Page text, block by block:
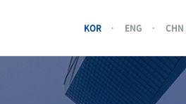
KOR ENG CHN